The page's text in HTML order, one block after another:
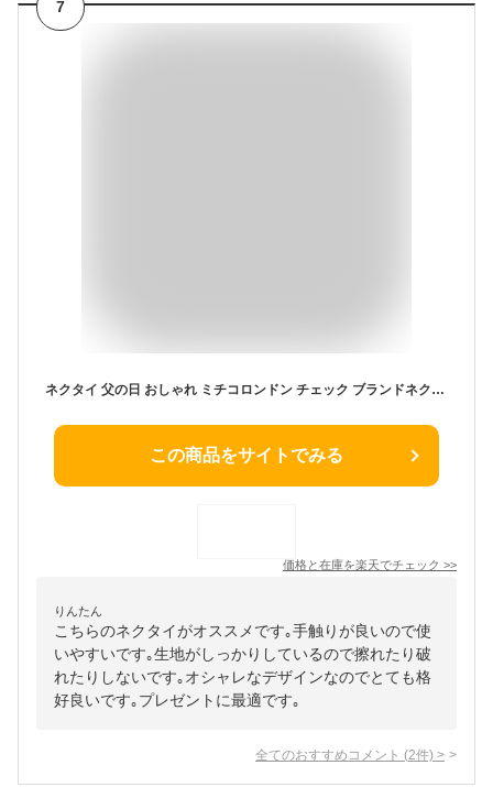
7
ネクタイ 父の日 おしゃれ ミチコロンドン チェック ブランドネクタイ メンズ 日本製 シルク MICHIKO LONDON 正規品 ネクタイ ブランド ビジネス ギフト プレゼント 就職祝/新生活/誕生日/昇進祝い
この商品をサイトでみる
価格と在庫を楽天でチェック >>
りんたん
こちらのネクタイがオススメです｡手触りが良いので使
いやすいです｡生地がしっかりしているので擦れたり破
れたりしないです｡オシャレなデザインなのでとても格
好良いです｡プレゼントに最適です｡
全てのおすすめコメント (2件) >